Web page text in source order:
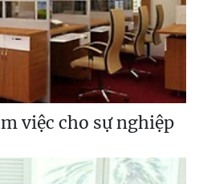
việc cho sự nghiệp